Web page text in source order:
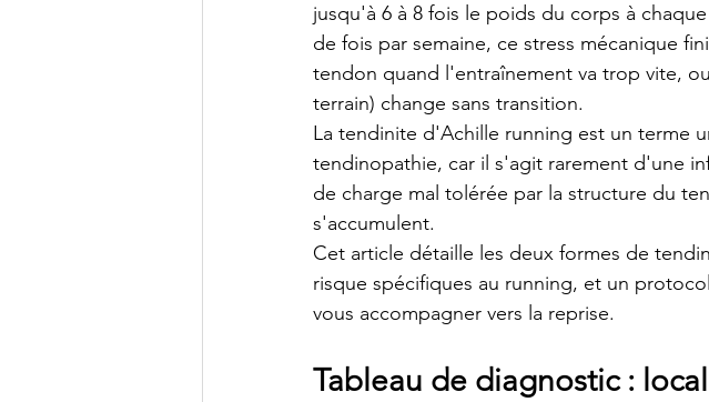
jusqu'à 6 à 8 fois le poids du corps à
de fois par semaine, ce stress mécanique
tendon quand l'entraînement va trop vite,
terrain) change sans transition.
La tendinite d'Achille running est un terme
tendinopathie, car il s'agit rarement d'une
de charge mal tolérée par la structure du
s'accumulent.
Cet article détaille les deux formes de
risque spécifiques au running, et un
vous accompagner vers la reprise.
Tableau de diagnostic :